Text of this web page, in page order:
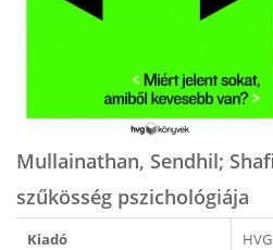
Mullainathan, Sendhil;
szűkösség pszichológiája
Kiadó HVG